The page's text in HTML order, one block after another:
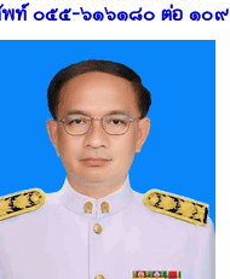
พท์ ๐๕๕-๖๑๖๑๘๐ ต่อ ๑๐๙